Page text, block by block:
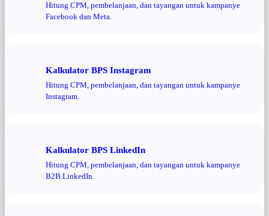
Hitung CPM, pembelanjaan, dan tayangan untuk kampanye
Facebook dan Meta.
Kalkulator BPS Instagram
Hitung CPM, pembelanjaan, dan tayangan untuk kampanye
Instagram.
Kalkulator BPS LinkedIn
Hitung CPM, pembelanjaan, dan tayangan untuk kampanye
B2B LinkedIn.